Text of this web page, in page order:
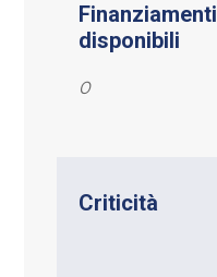
Finanziamenti
disponibili
0
Criticità